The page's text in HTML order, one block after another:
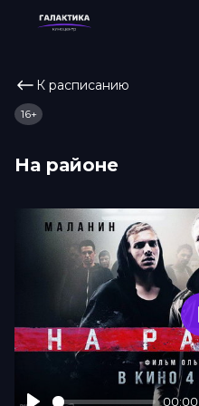
К расписанию
На районе
16+
00:00